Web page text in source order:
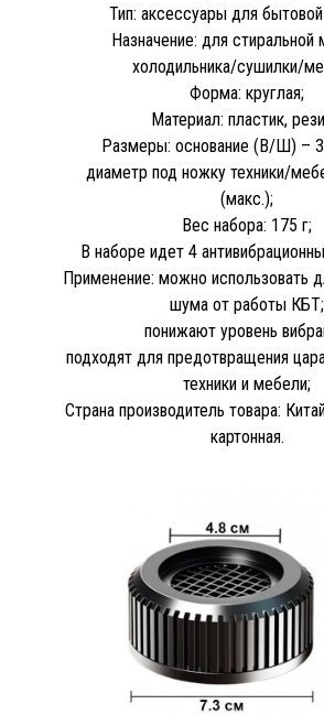
Тип: аксессуары для бытовой
Назначение: для
холодильника/сушилки/
Форма: круглая;
Материал: пластик,
Размеры: основание (В/Ш) –
диаметр под ножку техники/
(макс.);
Вес набора: 175 г;
В наборе идет 4
Применение: можно использовать
шума от работы КБТ;
понижают уровень
подходят для предотвращения
техники и мебели;
Страна производитель товара:
картонная.